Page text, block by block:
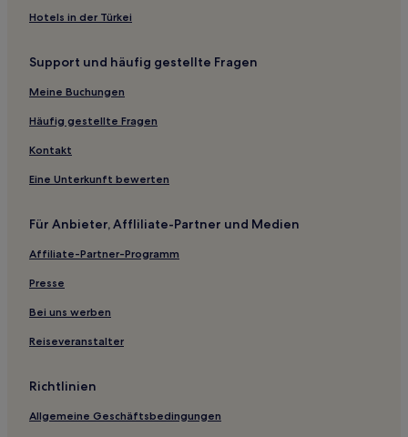
Boršice Hotels
Velehrad Hotels
Uherské Hradiste Hotels
Pohořelice Hotels
Buchlovice Hotels
Bezirk Uherské Hradiště: Hotels
Komárov Hotels
Tupesy Hotels
Hotels nahe Kunovice
Kněžpole Hotels
Hotels in der Türkei
Support und häufig gestellte Fragen
Meine Buchungen
Häufig gestellte Fragen
Kontakt
Eine Unterkunft bewerten
Für Anbieter, Affliliate-Partner und Medien
Affiliate-Partner-Programm
Presse
Bei uns werben
Reiseveranstalter
Richtlinien
Allgemeine Geschäftsbedingungen